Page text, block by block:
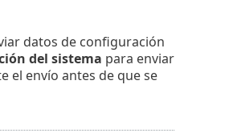
datos de configuración
del sistema para enviar
el envío antes de que se